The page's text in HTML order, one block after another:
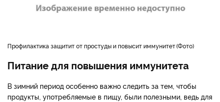
профилактика защитит от простуды и повысит иммунитет Фото
Питание для повышения иммунитета
В зимний период особенно важно следить за тем, чтобы
продукты, употребляемые в пищу, были полезными, ведь для